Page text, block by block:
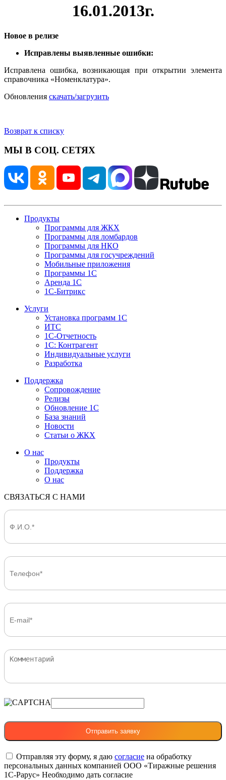
16.01.2013г.
Новое в релизе
Исправлены выявленные ошибки:
Исправлена ошибка, возникающая при открытии элемента
справочника «Номенклатура».
Обновления скачать/загрузить
Возврат к списку
МЫ В СОЦ. СЕТЯХ
Продукты
Программы для ЖКХ
Программы для ломбардов
Программы для НКО
Программы для госучреждений
Мобильные приложения
Программы 1С
Аренда 1С
1С-Битрикс
Услуги
Установка программ 1С
ИТС
1С-Отчетность
1С: Контрагент
Индивидуальные услуги
Разработка
Поддержка
Сопровождение
Релизы
Обновление 1С
База знаний
Новости
Статьи о ЖКХ
О нас
Продукты
Поддержка
О нас
СВЯЗАТЬСЯ С НАМИ
Отправляя эту форму, я даю согласие на обработку
персональных данных компанией ООО «Тиражные решения
1С-Рарус» Необходимо дать согласие